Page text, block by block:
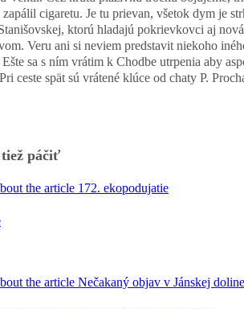
zapálil cigaretu. Je tu prievan, všetok dym je
ktorú hladajú pokrievkovci aj
Veru ani si neviem predstavit niekoho
sa s ním vrátim k Chodbe utrpenia aby
ceste spät sú vrátené klúce od chaty P.
páčiť